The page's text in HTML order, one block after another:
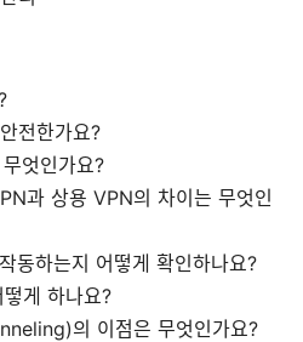
전한가요?
엇인가요?
과 상용 VPN의 차이는 무엇인
동하는지 어떻게 확인하나요?
게 하나요?
의 이점은 무엇인가요?